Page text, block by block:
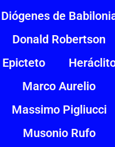
Diógenes de
Donald Robertson
Epicteto
Marco Aurelio
Massimo Pigliucci
Musonio Rufo